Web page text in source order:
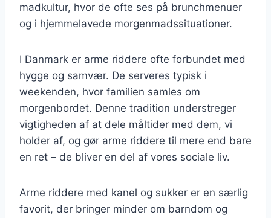
madkultur, hvor de ofte ses på brunchmenuer
og i hjemmelavede morgenmadssituationer.
I Danmark er arme riddere ofte forbundet med
hygge og samvær. De serveres typisk i
weekenden, hvor familien samles om
morgenbordet. Denne tradition understreger
vigtigheden af at dele måltider med dem, vi
holder af, og gør arme riddere til mere end bare
en ret – de bliver en del af vores sociale liv.
Arme riddere med kanel og sukker er en særlig
favorit, der bringer minder om barndom og